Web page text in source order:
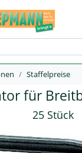
Staffelpreise
für
25 Stück